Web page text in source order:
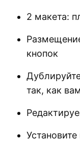
2 макета:
кнопок
так, как